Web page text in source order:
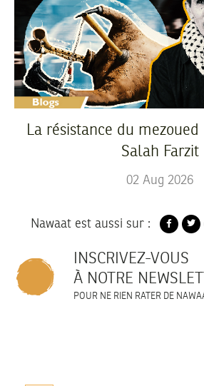
La résistance du
Salah Farzit
02 Aug 2026
Nawaat est aussi sur :
INSCRIVEZ-VOUS
À NOTRE
POUR NE RIEN RATER DE